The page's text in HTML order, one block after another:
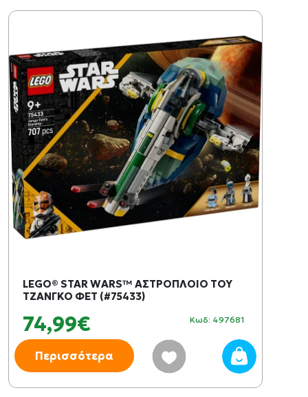
LEGO® STAR WARS™ ΑΣΤΡΟΠΛΟΙΟ ΤΟΥ
ΤΖΑΝΓΚΟ ΦΕΤ (#75433)
74,99€ Κωδ: 497681
Περισσότερα